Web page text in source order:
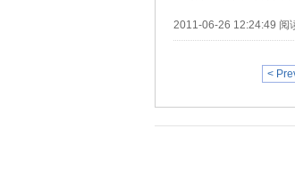
2011-06-26 12:24:49 阅
<